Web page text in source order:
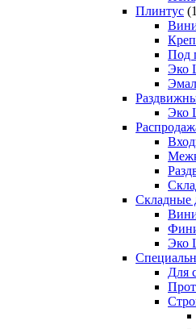
Плинтус
Под
Эко
Эко
Складные
Эко
Для